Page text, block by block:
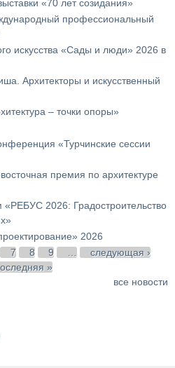
«70 лет созидания»
профессиональный
искусства «Сады и люди» 2026 в
Архитекторы и искусственный
– точки опоры»
«Турчинские сессии
премия по архитектуре
2026: Градостроительство
2026
7 8 9
следующая ›
»
все новости